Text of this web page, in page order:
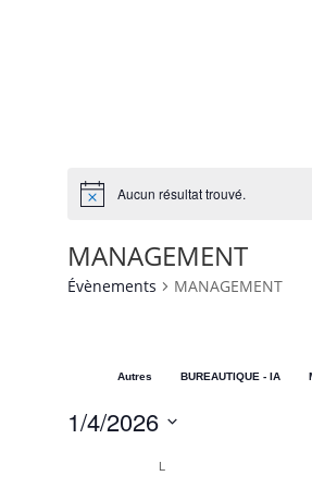
Aucun résultat trouvé.
MANAGEMENT
Évènements MANAGEMENT
Autres BUREAUTIQUE - IA
1/4/2026
Calendrier
L